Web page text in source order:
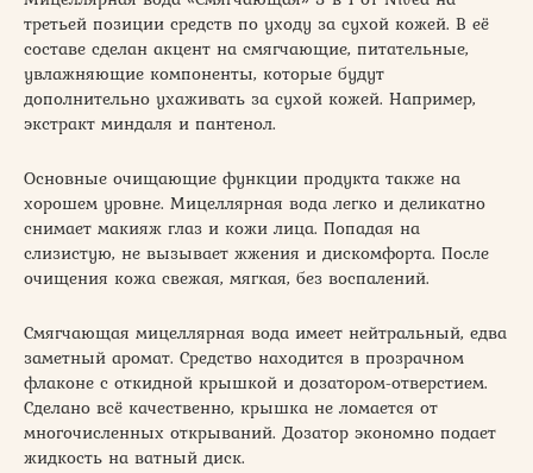
третьей позиции средств по уходу за сухой кожей. В её
составе сделан акцент на смягчающие, питательные,
увлажняющие компоненты, которые будут
дополнительно ухаживать за сухой кожей. Например,
экстракт миндаля и пантенол.
Основные очищающие функции продукта также на
хорошем уровне. Мицеллярная вода легко и деликатно
снимает макияж глаз и кожи лица. Попадая на
слизистую, не вызывает жжения и дискомфорта. После
очищения кожа свежая, мягкая, без воспалений.
Смягчающая мицеллярная вода имеет нейтральный, едва
заметный аромат. Средство находится в прозрачном
флаконе с откидной крышкой и дозатором-отверстием.
Сделано всё качественно, крышка не ломается от
многочисленных открываний. Дозатор экономно подает
жидкость на ватный диск.